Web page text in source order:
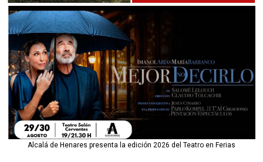
Alcalá de Henares presenta la edición 2026 del Teatro en Ferias